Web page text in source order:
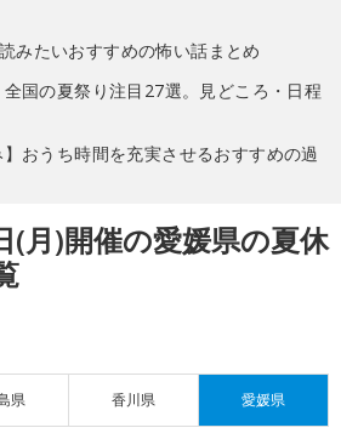
みたいおすすめの怖い話まとめ
全国の夏祭り注目27選。見どころ・日程
】おうち時間を充実させるおすすめの過
(月)開催の愛媛県の夏休
県 香川県 愛媛県